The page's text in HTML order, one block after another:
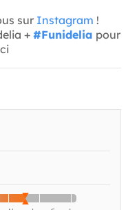
sur Instagram !
+ #Funidelia pour